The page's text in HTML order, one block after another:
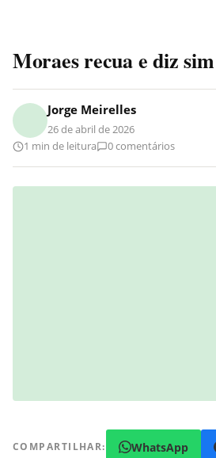
Moraes recua e diz sim
Jorge Meirelles
26 de abril de 2026
1 min de leitura
0 comentários
COMPARTILHAR: WhatsApp